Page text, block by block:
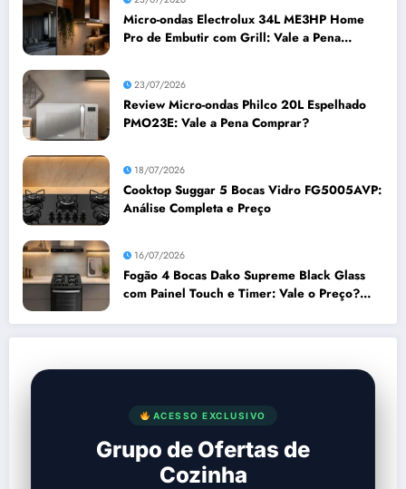
Micro-ondas Electrolux 34L ME3HP Home
Pro de Embutir com Grill: Vale a Pena
23/07/2026
Review Micro-ondas Philco 20L Espelhado
PMO23E: Vale a Pena Comprar?
18/07/2026
Cooktop Suggar 5 Bocas Vidro FG5005AVP:
Análise Completa e Preço
16/07/2026
Fogão 4 Bocas Dako Supreme Black Glass
com Painel Touch e Timer: Vale o Preço?
ACESSO EXCLUSIVO
Grupo de Ofertas de
Cozinha